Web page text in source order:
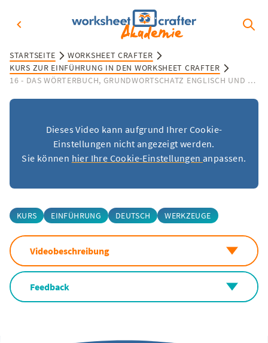
STARTSEITE
WORKSHEET CRAFTER
KURS ZUR EINFÜHRUNG IN DEN WORKSHEET CRAFTER
16 - DAS WÖRTERBUCH, GRUNDWORTSCHATZ ENGLISCH UND DEUTSCH MIT PASSENDER BILDERSUCHE
Dieses Video kann aufgrund Ihrer Cookie-
Einstellungen nicht angezeigt werden.
Sie können hier Ihre Cookie-Einstellungen anpassen.
KURS EINFÜHRUNG DEUTSCH WERKZEUGE
Videobeschreibung
Feedback